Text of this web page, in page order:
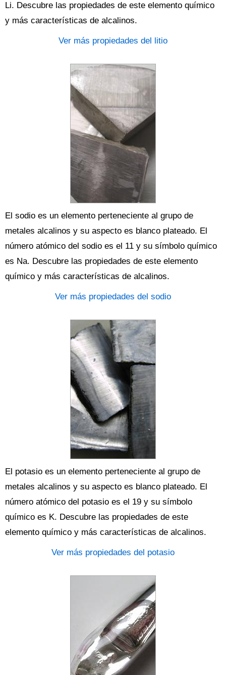
Li. Descubre las propiedades de este elemento químico
y más características de alcalinos.
Ver más propiedades del litio
El sodio es un elemento perteneciente al grupo de
metales alcalinos y su aspecto es blanco plateado. El
número atómico del sodio es el 11 y su símbolo químico
es Na. Descubre las propiedades de este elemento
químico y más características de alcalinos.
Ver más propiedades del sodio
El potasio es un elemento perteneciente al grupo de
metales alcalinos y su aspecto es blanco plateado. El
número atómico del potasio es el 19 y su símbolo
químico es K. Descubre las propiedades de este
elemento químico y más características de alcalinos.
Ver más propiedades del potasio